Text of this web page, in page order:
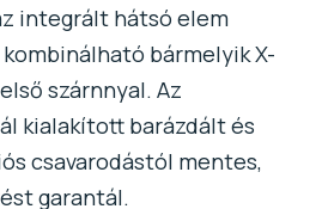
integrált hátsó elem
bármelyik X-
szárnnyal. Az
kialakított barázdált és
csavarodástól mentes,
garantál.